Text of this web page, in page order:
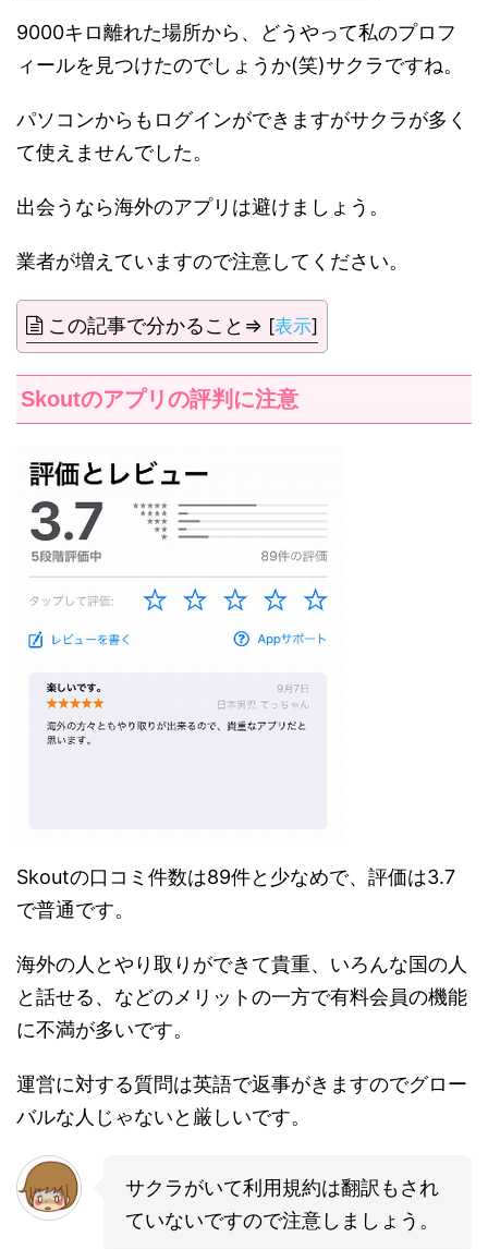
9000キロ離れた場所から、どうやって私のプロフ
ィールを見つけたのでしょうか(笑)サクラですね。
パソコンからもログインができますがサクラが多く
て使えませんでした。
出会うなら海外のアプリは避けましょう。
業者が増えていますので注意してください。
この記事で分かること⇒ [表示]
Skoutのアプリの評判に注意
Skoutの口コミ件数は89件と少なめで、評価は3.7
で普通です。
海外の人とやり取りができて貴重、いろんな国の人
と話せる、などのメリットの一方で有料会員の機能
に不満が多いです。
運営に対する質問は英語で返事がきますのでグロー
バルな人じゃないと厳しいです。
サクラがいて利用規約は翻訳もされ
ていないですので注意しましょう。